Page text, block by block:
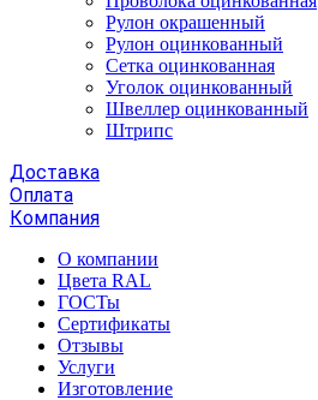
Рулон окрашенный
Рулон оцинкованный
Сетка оцинкованная
Уголок оцинкованный
Швеллер оцинкованный
Штрипс
Доставка
Оплата
Компания
О компании
Цвета RAL
ГОСТы
Сертификаты
Отзывы
Услуги
Изготовление